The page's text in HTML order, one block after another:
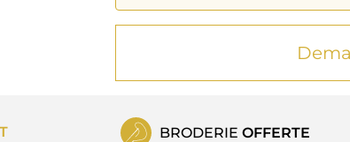
BRODERIE OFFERTE